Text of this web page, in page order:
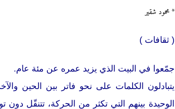
* محمود شقير
( ثقافات )
جمّعوا في البيت الذي يزيد عمره عن مئة عام.
يتبادلون الكلمات على نحو فاتر بين الحين
الوحيدة بينهم التي تكثر من الحركة، تتنقّل